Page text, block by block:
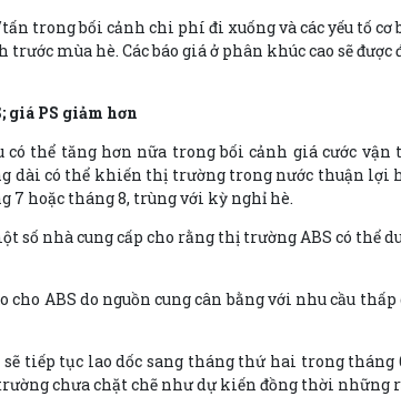
trong bối cảnh chi phí đi xuống và các yếu tố
mùa hè. Các báo giá ở phân khúc cao sẽ
giá PS giảm hơn
thể tăng hơn nữa trong bối cảnh giá cước
có thể khiến thị trường trong nước thuận lợi
7 hoặc tháng 8, trùng với kỳ nghỉ hè.
số nhà cung cấp cho rằng thị trường ABS có
ABS do nguồn cung cân bằng với nhu cầu
tiếp tục lao dốc sang tháng thứ hai trong
chưa chặt chẽ như dự kiến đồng thời